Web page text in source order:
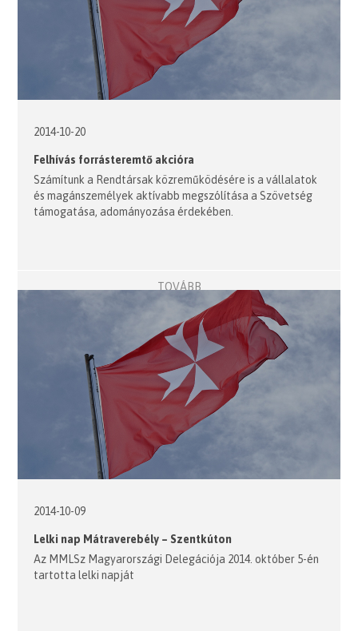
2014-10-20
Felhívás forrásteremtő akcióra
Számítunk a Rendtársak közreműködésére is a vállalatok
és magánszemélyek aktívabb megszólítása a Szövetség
támogatása, adományozása érdekében.
TOVÁBB
2014-10-09
Lelki nap Mátraverebély – Szentkúton
Az MMLSz Magyarországi Delegációja 2014. október 5-én
tartotta lelki napját